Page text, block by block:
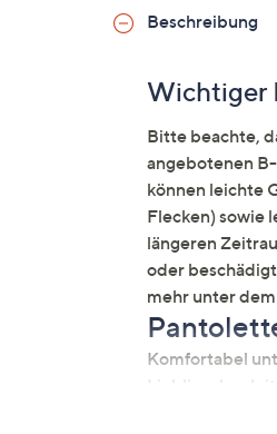
Beschreibung
Wichtiger
Bitte beachte,
angebotenen
können leichte
Flecken) sowie
längeren
oder
mehr unter
Komfortabel